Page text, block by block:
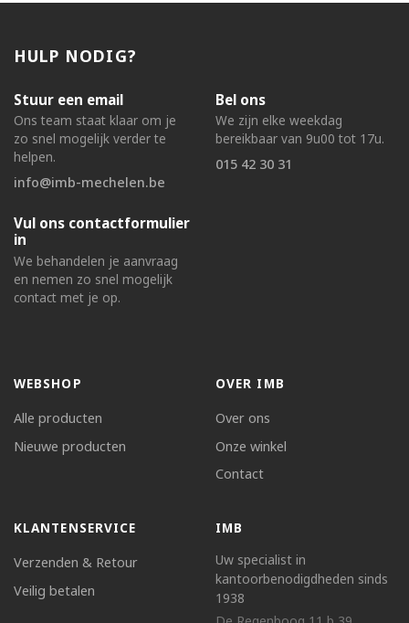
HULP NODIG?
Stuur een email
Ons team staat klaar om je
zo snel mogelijk verder te
helpen.
info@imb-mechelen.be
Bel ons
We zijn elke weekdag
bereikbaar van 9u00 tot 17u.
015 42 30 31
Vul ons contactformulier
in
We behandelen je aanvraag
en nemen zo snel mogelijk
contact met je op.
WEBSHOP
Alle producten
Nieuwe producten
OVER IMB
Over ons
Onze winkel
Contact
KLANTENSERVICE
Verzenden & Retour
Veilig betalen
IMB
Uw specialist in
kantoorbenodigdheden sinds
1938